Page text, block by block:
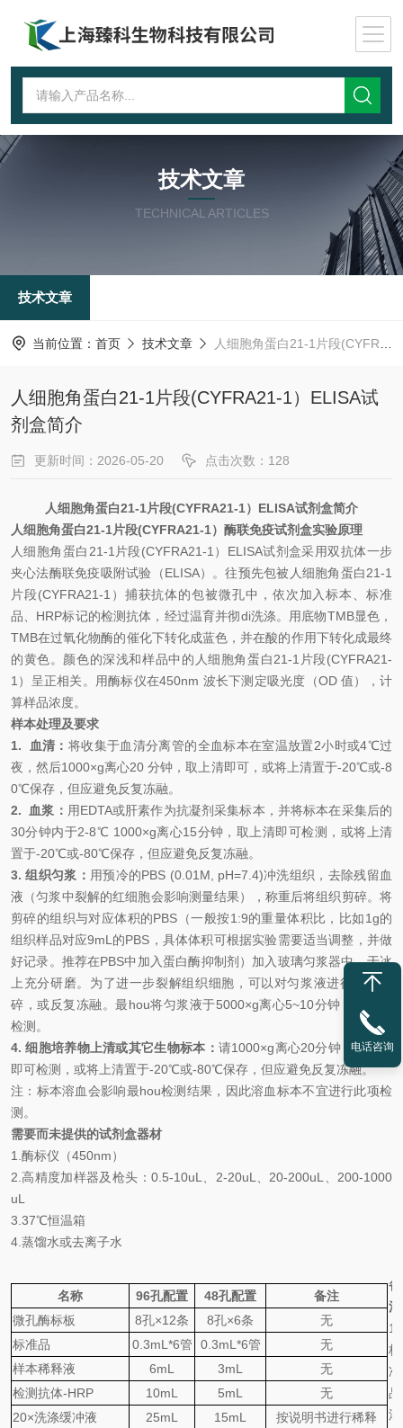
技术文章
TECHNICAL ARTICLES
技术文章
当前位置： 首页 技术文章 人细胞角蛋白21-1片段(CYFRA21-1）ELISA试剂盒简介
人细胞角蛋白21-1片段(CYFRA21-1）ELISA试
剂盒简介
更新时间：2026-05-20 点击次数：128
人细胞角蛋白21-1片段(CYFRA21-1） ELISA试剂盒简介
人细胞角蛋白21-1片段(CYFRA21-1） 酶联免疫试剂盒实验原理
人细胞角蛋白 21-1片段(CYFRA21-1） ELISA试剂盒采用双抗体一步
夹心法酶联免疫吸附试验（ELISA）。往预先包被 人细胞角蛋白21-1
片段(CYFRA21-1） 捕获抗体的包被微孔中，依次加入标本、标准
品、 HRP标记的检测抗体，经过温育并彻di洗涤。用底物TMB显色，
TMB在过氧化物酶的催化下转化成蓝色，并在酸的作用下转化成最终
的黄色。颜色的深浅和样品中的 人细胞角蛋白21-1片段(CYFRA21-
1） 呈正相关。用酶标仪在450nm 波长下测定吸光度（OD 值），计
算样品浓度。
样本处理及要求
1.
血清： 将收集于血清分离管的全血标本在室温放置2小时或4℃过
夜，然后1000×g离心20 分钟，取上清即可，或将上清置于-20℃或-8
0℃保存，但应避免反复冻融。
2.
血浆： 用EDTA或肝素作为抗凝剂采集标本，并将标本在采集后的
30分钟内于2-8℃ 1000×g离心15分钟，取上清即可检测，或将上清
置于-20℃或-80℃保存，但应避免反复冻融。
3. 组织匀浆： 用预冷的PBS (0.01M, pH=7.4)冲洗组织，去除残留血
液（匀浆中裂解的红细胞会影响测量结果），称重后将组织剪碎。将
剪碎的组织与对应体积的PBS（一般按1:9的重量体积比，比如1g的
组织样品对应9mL的PBS，具体体积可根据实验需要适当调整，并做
好记录。推荐在PBS中加入蛋白酶抑制剂）加入玻璃匀浆器中，于冰
上充分研磨。为了进一步裂解组织细胞，可以对匀浆液进行超声破
碎，或反复冻融。 最hou将匀浆液于5000×g离心5~10分钟，取上清
检测。
4. 细胞培养物上清或其它生物标本： 请1000×g离心20分钟，取上清
即可检测，或将上清置于-20℃或-80℃保存，但应避免反复冻融。
注：标本溶血会影响最hou检测结果，因此溶血标本不宜进行此项检
测。
需要而未提供的试剂盒器材
1. 酶标仪（450nm）
2. 高精度加样器及枪头： 0.5-10uL 2-20uL 20-200uL
200-1000
uL
3. 37℃恒温箱
4. 蒸馏水或去离子水
名称 96孔配置 48孔配置
备注
微孔酶标板
8孔×12条 8孔×6条
无
标准品
0. 3mL*6管 0. 3mL*6管
无
样本稀释液
6mL 3mL
无
检测抗体-HRP 10mL 5mL
无
20×洗涤缓冲液 25mL 15mL
按说明书进行稀释
备
注
1
标
准
品
浓
电话咨询